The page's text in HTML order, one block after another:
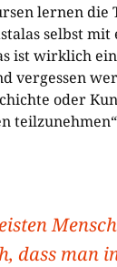
lernen die
selbst mit
ist wirklich
vergessen
oder
dass man